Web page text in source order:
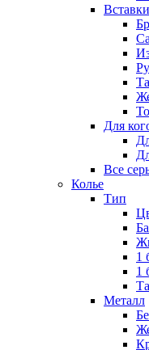
Вставки
Для
Все
Колье
Тип
1
1
Металл